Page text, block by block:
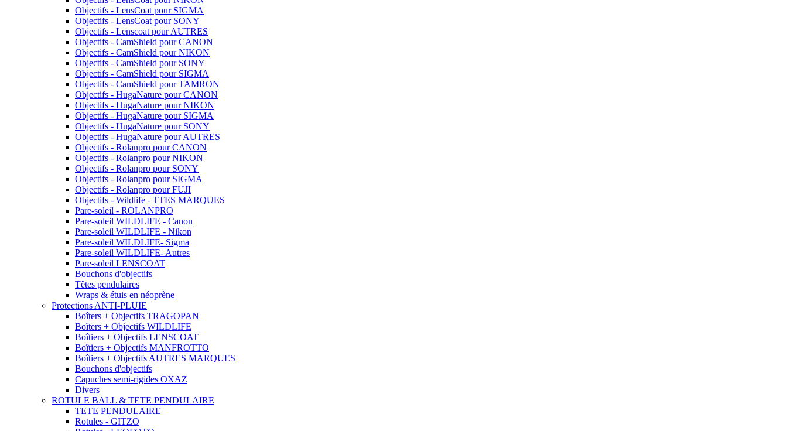
Objectifs - LensCoat pour SIGMA
Objectifs - LensCoat pour SONY
Objectifs - Lenscoat pour AUTRES
Objectifs - CamShield pour CANON
Objectifs - CamShield pour NIKON
Objectifs - CamShield pour SONY
Objectifs - CamShield pour SIGMA
Objectifs - CamShield pour TAMRON
Objectifs - HugaNature pour CANON
Objectifs - HugaNature pour NIKON
Objectifs - HugaNature pour SIGMA
Objectifs - HugaNature pour SONY
Objectifs - HugaNature pour AUTRES
Objectifs - Rolanpro pour CANON
Objectifs - Rolanpro pour NIKON
Objectifs - Rolanpro pour SONY
Objectifs - Rolanpro pour SIGMA
Objectifs - Rolanpro pour FUJI
Objectifs - Wildlife - TTES MARQUES
Pare-soleil - ROLANPRO
Pare-soleil WILDLIFE - Canon
Pare-soleil WILDLIFE - Nikon
Pare-soleil WILDLIFE- Sigma
Pare-soleil WILDLIFE- Autres
Pare-soleil LENSCOAT
Bouchons d'objectifs
Têtes pendulaires
Wraps & étuis en néoprène
Protections ANTI-PLUIE
Boîters + Objectifs TRAGOPAN
Boîters + Objectifs WILDLIFE
Boîtiers + Objectifs LENSCOAT
Boîtiers + Objectifs MANFROTTO
Boîtiers + Objectifs AUTRES MARQUES
Bouchons d'objectifs
Capuches semi-rigides OXAZ
Divers
ROTULE BALL & TETE PENDULAIRE
TETE PENDULAIRE
Rotules - GITZO